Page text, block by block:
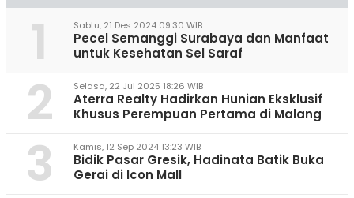
1 Sabtu, 21 Des 2024 09:30 WIB
Pecel Semanggi Surabaya dan Manfaat
untuk Kesehatan Sel Saraf
2 Selasa, 22 Jul 2025 18:26 WIB
Aterra Realty Hadirkan Hunian Eksklusif
Khusus Perempuan Pertama di Malang
3 Kamis, 12 Sep 2024 13:23 WIB
Bidik Pasar Gresik, Hadinata Batik Buka
Gerai di Icon Mall